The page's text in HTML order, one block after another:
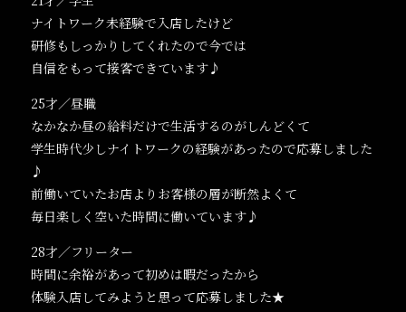
ナイトワーク未経験で入店したけど
研修もしっかりしてくれたので今では
自信をもって接客できています♪
25才／昼職
なかなか昼の給料だけで生活するのがしんどくて
学生時代少しナイトワークの経験があったので応募しました
♪
前働いていたお店よりお客様の層が断然よくて
毎日楽しく空いた時間に働いています♪
28才／フリーター
時間に余裕があって初めは暇だったから
体験入店してみようと思って応募しました★